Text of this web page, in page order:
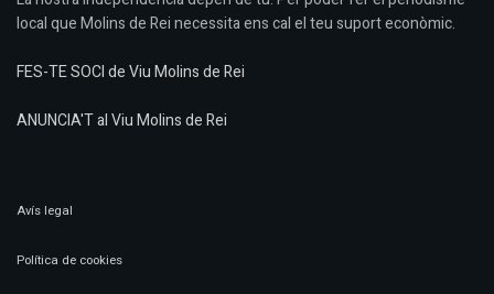
local que Molins de Rei necessita ens cal el teu suport econòmic.
FES-TE SOCI de Viu Molins de Rei
ANUNCIA'T al Viu Molins de Rei
Avís legal
Política de cookies